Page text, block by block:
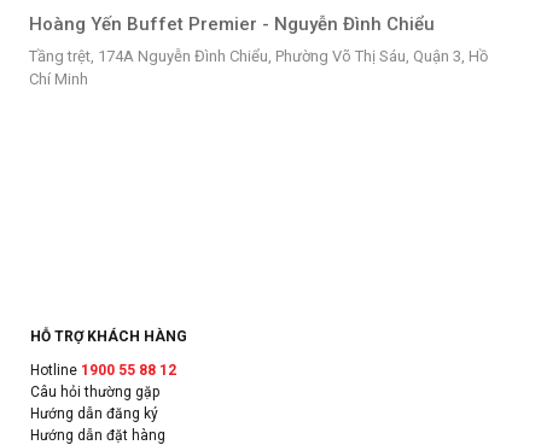
Hoàng Yến Buffet Premier - Nguyễn Đình Chiểu
Tầng trệt, 174A Nguyễn Đình Chiểu, Phường Võ Thị Sáu, Quận 3, Hồ
Chí Minh
HỖ TRỢ KHÁCH HÀNG
Hotline 1900 55 88 12
Câu hỏi thường gặp
Hướng dẫn đăng ký
Hướng dẫn đặt hàng